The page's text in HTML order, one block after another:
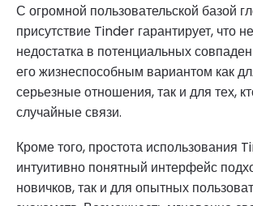
С огромной пользовательской базой
присутствие Tinder гарантирует, что
недостатка в потенциальных
его жизнеспособным вариантом как
серьезные отношения, так и для тех,
случайные связи.
Кроме того, простота использования
интуитивно понятный интерфейс
новичков, так и для опытных